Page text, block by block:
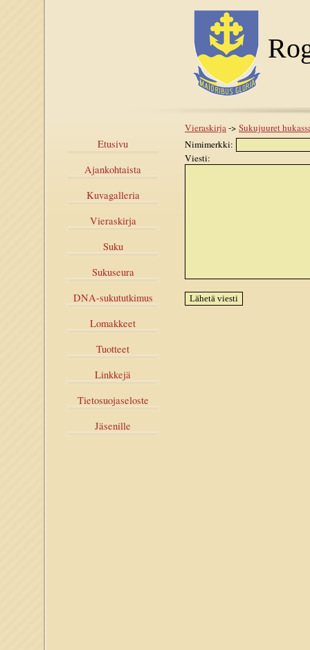
Etusivu
Ajankohtaista
Kuvagalleria
Vieraskirja
Suku
Sukuseura
DNA-sukututkimus
Lomakkeet
Tuotteet
Linkkejä
Tietosuojaseloste
Jäsenille
Vieraskirja-> Sukujuuret
Nimimerkki:
Viesti: